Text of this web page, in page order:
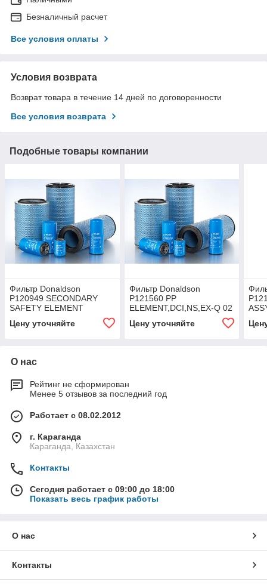
Безналичный расчет
Все условия оплаты
Условия возврата
Возврат товара в течение 14 дней по договоренности
Все условия возврата
Подобные товары компании
Фильтр Donaldson
P120949 SECONDARY
SAFETY ELEMENT
Цену уточняйте
Фильтр Donaldson
P121560 PP
ELEMENT,DCI,NS,EX-Q 02
Цену уточняйте
О нас
Рейтинг не сформирован
Менее 5 отзывов за последний год
Работает с 08.02.2012
г. Караганда
Караганда, Казахстан
Контакты
Сегодня работает с 09:00 до 18:00
Показать весь график работы
О нас
Контакты